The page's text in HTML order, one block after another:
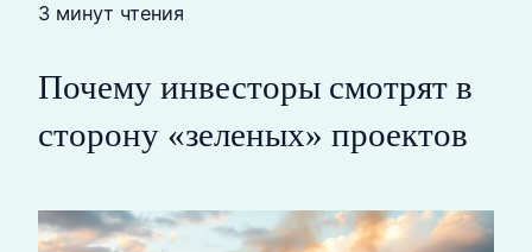
3 минут чтения
Почему инвесторы смотрят в
сторону «зеленых» проектов